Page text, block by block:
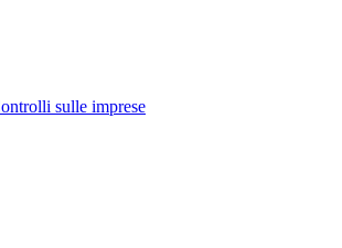
sulle imprese